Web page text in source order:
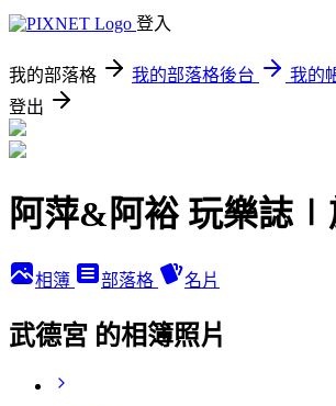
登入
我的部落格 我的部落格後台
我的
登出
阿萍&阿裕 玩樂誌
相簿 部落格 名片
武德宮 的相簿照片